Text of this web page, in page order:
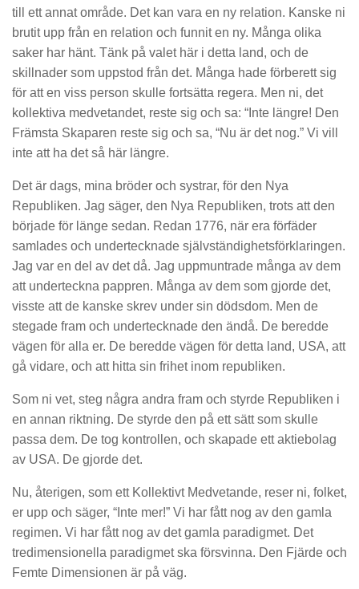
till ett annat område. Det kan vara en ny relation. Kanske ni
brutit upp från en relation och funnit en ny. Många olika
saker har hänt. Tänk på valet här i detta land, och de
skillnader som uppstod från det. Många hade förberett sig
för att en viss person skulle fortsätta regera. Men ni, det
kollektiva medvetandet, reste sig och sa: “Inte längre! Den
Främsta Skaparen reste sig och sa, “Nu är det nog.” Vi vill
inte att ha det så här längre.
Det är dags, mina bröder och systrar, för den Nya
Republiken. Jag säger, den Nya Republiken, trots att den
började för länge sedan. Redan 1776, när era förfäder
samlades och undertecknade självständighetsförklaringen.
Jag var en del av det då. Jag uppmuntrade många av dem
att underteckna pappren. Många av dem som gjorde det,
visste att de kanske skrev under sin dödsdom. Men de
stegade fram och undertecknade den ändå. De beredde
vägen för alla er. De beredde vägen för detta land, USA, att
gå vidare, och att hitta sin frihet inom republiken.
Som ni vet, steg några andra fram och styrde Republiken i
en annan riktning. De styrde den på ett sätt som skulle
passa dem. De tog kontrollen, och skapade ett aktiebolag
av USA. De gjorde det.
Nu, återigen, som ett Kollektivt Medvetande, reser ni, folket,
er upp och säger, “Inte mer!” Vi har fått nog av den gamla
regimen. Vi har fått nog av det gamla paradigmet. Det
tredimensionella paradigmet ska försvinna. Den Fjärde och
Femte Dimensionen är på väg.